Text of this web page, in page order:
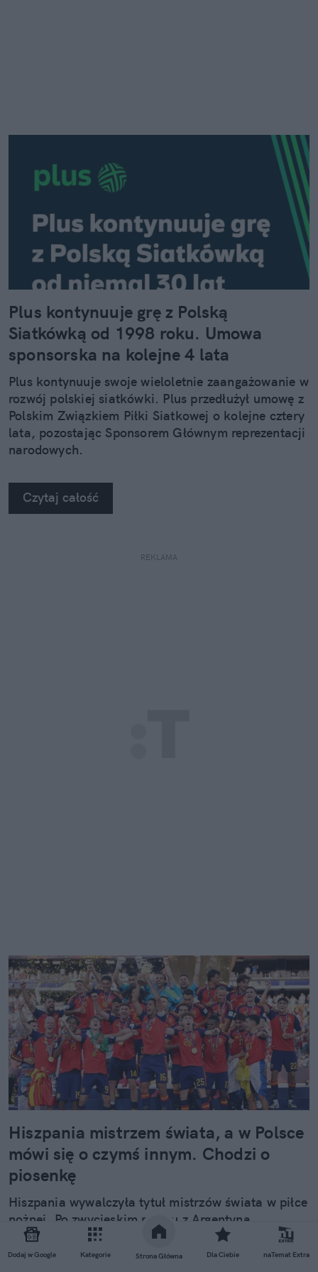
Dodaj w Google Kategorie Strona Główna Dla Ciebie naTemat Extra
Plus kontynuuje grę z Polską
Siatkówką od 1998 roku. Umowa
sponsorska na kolejne 4 lata
Plus kontynuuje swoje wieloletnie zaangażowanie w
rozwój polskiej siatkówki. Plus przedłużył umowę z
Polskim Związkiem Piłki Siatkowej o kolejne cztery
lata, pozostając Sponsorem Głównym reprezentacji
narodowych.
Czytaj całość
REKLAMA
Hiszpania mistrzem świata, a w Polsce
mówi się o czymś innym. Chodzi o
piosenkę
Hiszpania wywalczyła tytuł mistrzów świata w piłce
nożnej. Po zwycięskim meczu z Argentyną
zawodnicy rozpoczęli wielkie świętowanie. Uwagę
polskich internautów zwróciła jednak szczególnie